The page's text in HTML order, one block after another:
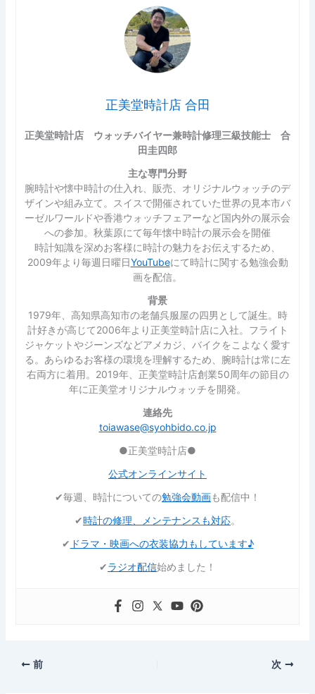
正美堂時計店 合田
正美堂時計店 ウォッチバイヤー兼時計修理三級技能士 合
田圭四郎
主な専門分野
腕時計や懐中時計の仕入れ、販売、オリジナルウォッチのデ
ザインや組み立て。スイスで開催されていた世界の見本市バ
ーゼルワールドや香港ウォッチフェアーなど国内外の展示会
への参加。秋葉原にて毎年懐中時計の展示会を開催
時計知識を深めお客様に時計の魅力をお伝えするため、
2009年より毎週日曜日YouTubeにて時計に関する勉強会動
画を配信。
背景
1979年、高知県高知市の老舗呉服屋の四男として誕生。時
計好きが高じて2006年より正美堂時計店に入社。フライト
ジャケットやジーンズなどアメカジ、バイクをこよなく愛す
る。あらゆるお客様の環境を理解するため、腕時計は常に左
右両方に着用。2019年、正美堂時計店創業50周年の節目の
年に正美堂オリジナルウォッチを開発。
連絡先
toiawase@syohbido.co.jp
●正美堂時計店●
公式オンラインサイト
✔︎毎週、時計についての勉強会動画も配信中！
✔︎時計の修理、メンテナンスも対応。
✔︎ ドラマ・映画への衣装協力もしています♪
✔︎ラジオ配信始めました！
前 次